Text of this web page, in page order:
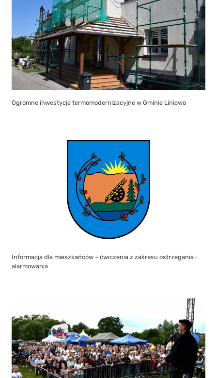
Ogromne inwestycje termomodernizacyjne w Gminie Liniewo
Informacja dla mieszkańców – ćwiczenia z zakresu ostrzegania i
alarmowania